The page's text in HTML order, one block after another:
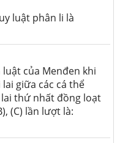
luật phân li là
của Menđen khi
giữa các cá thể
lai thứ nhất đồng loạt
(C) lần lượt là: